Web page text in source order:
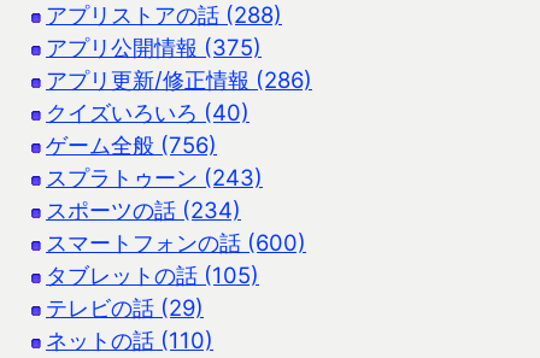
アプリストアの話 (288)
アプリ公開情報 (375)
アプリ更新/修正情報 (286)
クイズいろいろ (40)
ゲーム全般 (756)
スプラトゥーン (243)
スポーツの話 (234)
スマートフォンの話 (600)
タブレットの話 (105)
テレビの話 (29)
ネットの話 (110)